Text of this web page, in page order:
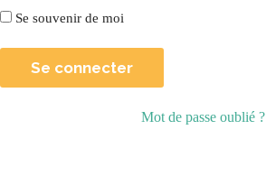
Se souvenir de moi
Mot de passe oublié ?